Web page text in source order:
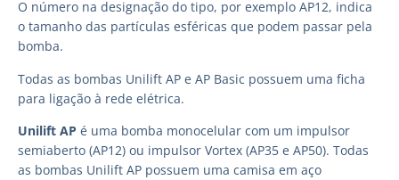
O número na designação do tipo, por exemplo AP12, indica
o tamanho das partículas esféricas que podem passar pela
bomba.
Todas as bombas Unilift AP e AP Basic possuem uma ficha
para ligação à rede elétrica.
Unilift AP é uma bomba monocelular com um impulsor
semiaberto (AP12) ou impulsor Vortex (AP35 e AP50). Todas
as bombas Unilift AP possuem uma camisa em aço